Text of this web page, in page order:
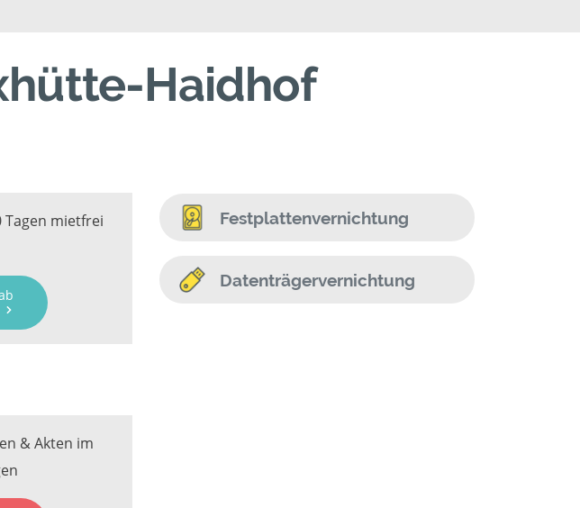
Haidhof
Tagen mietfrei
& Akten im
Festplattenvernichtung
Datenträgervernichtung